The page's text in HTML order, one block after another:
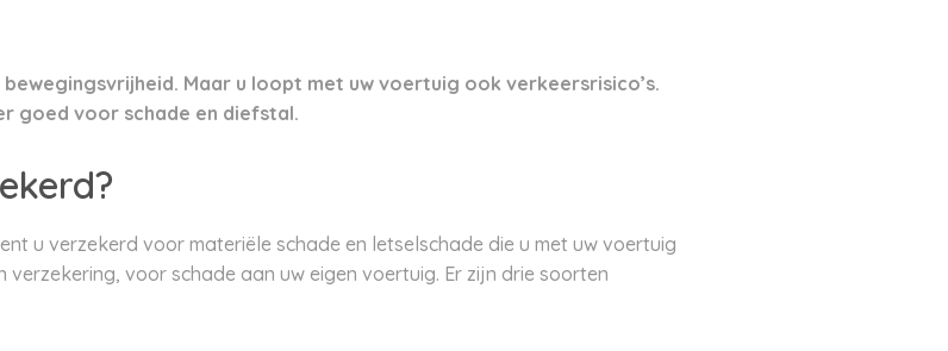
Maar u loopt met uw voertuig ook verkeersrisico’s.
goed voor schade en diefstal.
u verzekerd voor materiële schade en letselschade die u met uw voertuig
voor schade aan uw eigen voertuig. Er zijn drie soorten